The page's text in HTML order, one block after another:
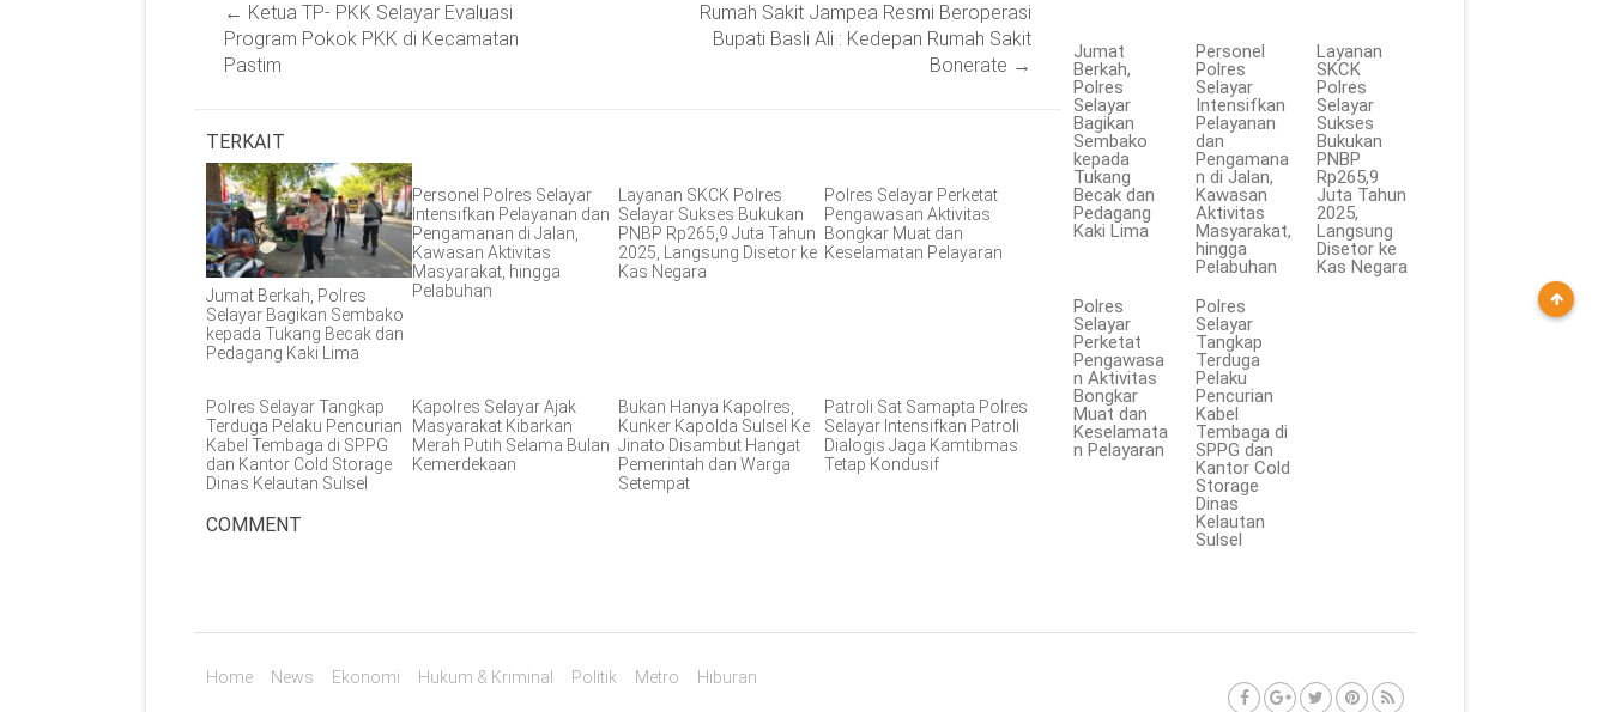
navigation
← Ketua TP- PKK Selayar Evaluasi
Program Pokok PKK di Kecamatan
Pastim
Rumah Sakit Jampea Resmi Beroperasi
Bupati Basli Ali : Kedepan Rumah Sakit
Bonerate →
TERKAIT
Jumat Berkah, Polres
Selayar Bagikan Sembako
kepada Tukang Becak dan
Pedagang Kaki Lima
Personel Polres Selayar
Intensifkan Pelayanan dan
Pengamanan di Jalan,
Kawasan Aktivitas
Masyarakat, hingga
Pelabuhan
Layanan SKCK Polres
Selayar Sukses Bukukan
PNBP Rp265,9 Juta Tahun
2025, Langsung Disetor ke
Kas Negara
Polres Selayar Perketat
Pengawasan Aktivitas
Bongkar Muat dan
Keselamatan Pelayaran
Polres Selayar Tangkap
Terduga Pelaku Pencurian
Kabel Tembaga di SPPG
dan Kantor Cold Storage
Dinas Kelautan Sulsel
Kapolres Selayar Ajak
Masyarakat Kibarkan
Merah Putih Selama Bulan
Kemerdekaan
Bukan Hanya Kapolres,
Kunker Kapolda Sulsel Ke
Jinato Disambut Hangat
Pemerintah dan Warga
Setempat
Patroli Sat Samapta Polres
Selayar Intensifkan Patroli
Dialogis Jaga Kamtibmas
Tetap Kondusif
COMMENT
Jumat
Berkah,
Polres
Selayar
Bagikan
Sembako
kepada
Tukang
Becak dan
Pedagang
Kaki Lima
Personel
Polres
Selayar
Intensifkan
Pelayanan
dan
Pengamana
n di Jalan,
Kawasan
Aktivitas
Masyarakat,
hingga
Pelabuhan
Layanan
SKCK
Polres
Selayar
Sukses
Bukukan
PNBP
Rp265,9
Juta Tahun
2025,
Langsung
Disetor ke
Kas Negara
Polres
Selayar
Perketat
Pengawasa
n Aktivitas
Bongkar
Muat dan
Keselamata
n Pelayaran
Polres
Selayar
Tangkap
Terduga
Pelaku
Pencurian
Kabel
Tembaga di
SPPG dan
Kantor Cold
Storage
Dinas
Kelautan
Sulsel
Home News Ekonomi Hukum & Kriminal Politik Metro Hiburan